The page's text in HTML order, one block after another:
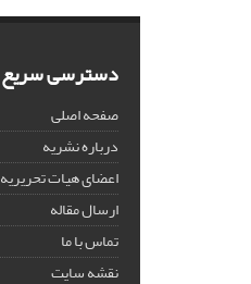
دسترسی سریع
صفحه اصلی
درباره نشریه
اعضای هیات تحریریه
ارسال مقاله
تماس با ما
نقشه سایت